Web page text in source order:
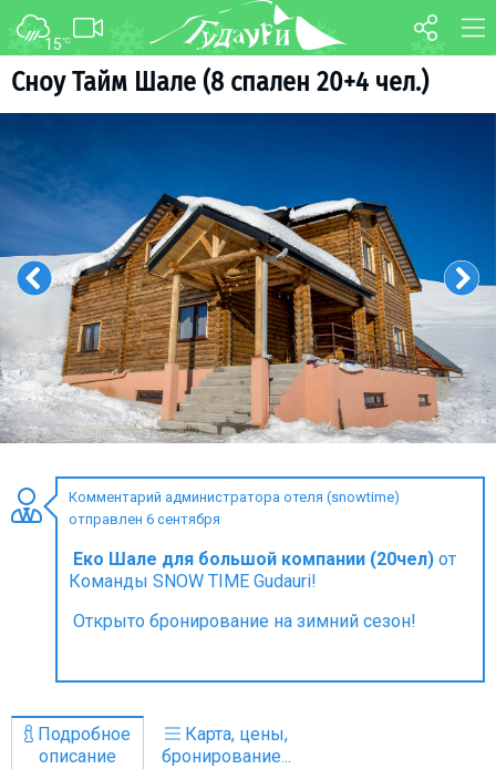
15°C
Сноу Тайм Шале (8 спален 20+4 чел.)
Комментарий администратора отеля (snowtime)
отправлен 6 сентября
Еко Шале для большой компании (20чел) от
Команды SNOW TIME Gudauri!
Открыто бронирование на зимний сезон!
Подробное
описание
Карта, цены,
бронирование...
ФОРУМ КАРТА
О курорте
Ски-пасс
Инструкторы
Прокат
Ски-сервис
Дети в Гудаури
Развлечения
Календарь событий
Гудаури
INFO
ПРОЖИВАНИЕ
Коттеджи
Отели
% Горячие предложения